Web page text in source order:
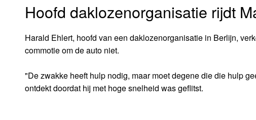
Hoofd daklozenorganisatie rijdt
Harald Ehlert, hoofd van een daklozenorganisatie in Berlijn,
commotie om de auto niet.
"De zwakke heeft hulp nodig, maar moet degene die die hulp
ontdekt doordat hij met hoge snelheid was geflitst.